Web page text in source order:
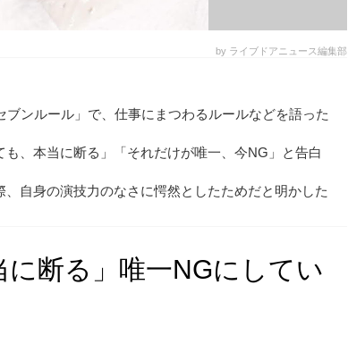
by ライブドアニュース編集部
ブンルール」で、仕事にまつわるルールなどを語った
も、本当に断る」「それだけが唯一、今NG」と告白
自身の演技力のなさに愕然としたためだと明かした
断る」唯一NGにしてい